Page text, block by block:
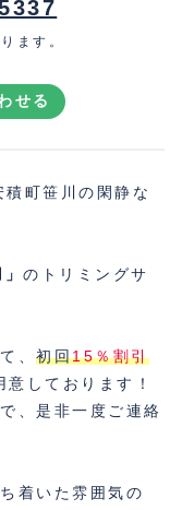
ます。
せる
町笹川の閑静な
」のトリミングサ
、初回15％割引
意しております！
、是非一度ご連絡
着いた雰囲気の